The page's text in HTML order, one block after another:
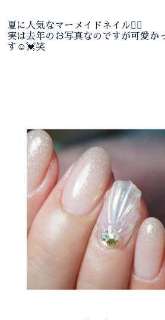
夏に人気なマーメイドネイル🧜‍♀
実は去年のお写真なのですが可愛か
す☺️💓笑